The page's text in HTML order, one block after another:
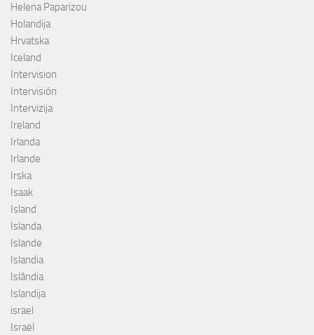
Helena Paparizou
Holandija
Hrvatska
Iceland
Intervision
Intervisión
Intervizija
Ireland
Irlanda
Irlande
Irska
Isaak
Island
Islanda
Islande
Islandia
Islândia
Islandija
israel
Israël